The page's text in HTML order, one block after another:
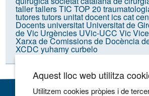
tallertallersTIC TOP 20
tutorestutors unitat docent ics cat
Docents universitat Universitat de
de Vic Urgències UVic-UCC Vic
Xarxa de Comissions de Docència
XCDC yuhamy curbelo
Aquest lloc web utilitza
Utilitzem cookies pròpies i de